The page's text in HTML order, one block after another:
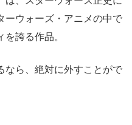
ーウォーズ・アニメの中で
誇る作品。
なら、絶対に外すことがで